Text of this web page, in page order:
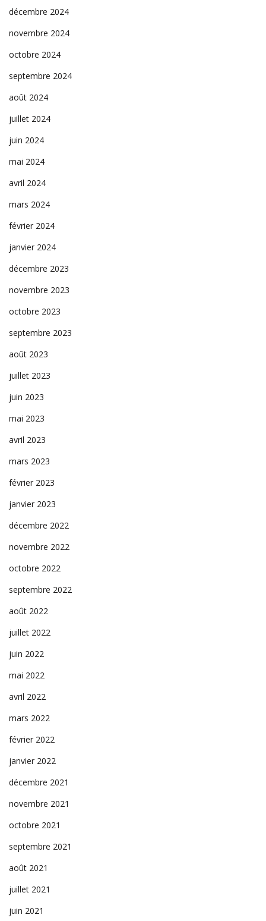
décembre 2024
novembre 2024
octobre 2024
septembre 2024
août 2024
juillet 2024
juin 2024
mai 2024
avril 2024
mars 2024
février 2024
janvier 2024
décembre 2023
novembre 2023
octobre 2023
septembre 2023
août 2023
juillet 2023
juin 2023
mai 2023
avril 2023
mars 2023
février 2023
janvier 2023
décembre 2022
novembre 2022
octobre 2022
septembre 2022
août 2022
juillet 2022
juin 2022
mai 2022
avril 2022
mars 2022
février 2022
janvier 2022
décembre 2021
novembre 2021
octobre 2021
septembre 2021
août 2021
juillet 2021
juin 2021